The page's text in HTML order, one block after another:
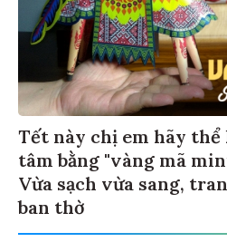
Tết này chị em hãy
tâm bằng "vàng mã
Vừa sạch vừa sang,
ban thờ